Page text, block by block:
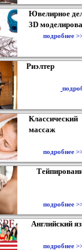
Ювелирное
3D
подробнее
Риэлтер
Классический
массаж
подробнее
подробнее
Английский
подробнее